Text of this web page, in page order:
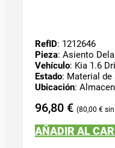
RefID: 1212646
Pieza: Asiento
Vehículo: Kia 1.6
Estado: Material de
Ubicación:
96,80 € 80,00 €
AÑADIR AL